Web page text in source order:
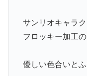
サンリオキャラ
フロッキー加工
優しい色合いと